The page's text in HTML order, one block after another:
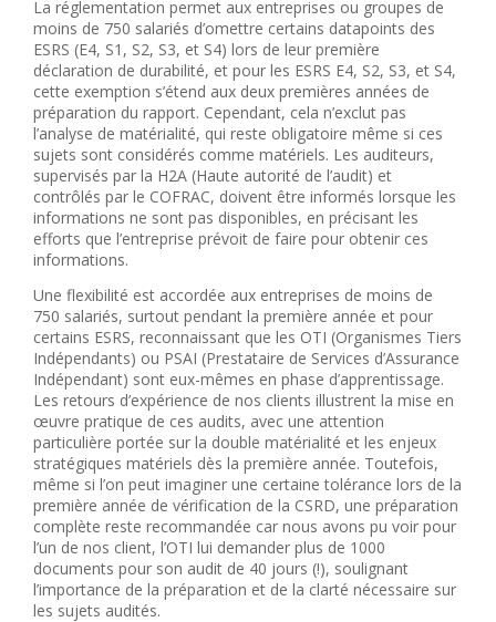
La réglementation permet aux entreprises ou groupes de
moins de 750 salariés d’omettre certains datapoints des
ESRS (E4, S1, S2, S3, et S4) lors de leur première
déclaration de durabilité, et pour les ESRS E4, S2, S3, et S4,
cette exemption s’étend aux deux premières années de
préparation du rapport. Cependant, cela n’exclut pas
l’analyse de matérialité, qui reste obligatoire même si ces
sujets sont considérés comme matériels. Les auditeurs,
supervisés par la H2A (Haute autorité de l’audit) et
contrôlés par le COFRAC, doivent être informés lorsque les
informations ne sont pas disponibles, en précisant les
efforts que l’entreprise prévoit de faire pour obtenir ces
informations.
Une flexibilité est accordée aux entreprises de moins de
750 salariés, surtout pendant la première année et pour
certains ESRS, reconnaissant que les OTI (Organismes Tiers
Indépendants) ou PSAI (Prestataire de Services d’Assurance
Indépendant) sont eux-mêmes en phase d’apprentissage.
Les retours d’expérience de nos clients illustrent la mise en
œuvre pratique de ces audits, avec une attention
particulière portée sur la double matérialité et les enjeux
stratégiques matériels dès la première année. Toutefois,
même si l’on peut imaginer une certaine tolérance lors de la
première année de vérification de la CSRD, une préparation
complète reste recommandée car nous avons pu voir pour
l’un de nos client, l’OTI lui demander plus de 1000
documents pour son audit de 40 jours (!), soulignant
l’importance de la préparation et de la clarté nécessaire sur
les sujets audités.